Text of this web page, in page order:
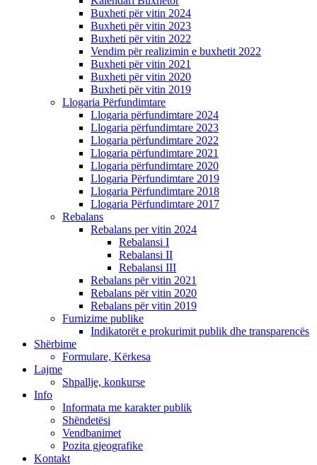
Buxheti për vitin 2024
Buxheti për vitin 2023
Buxheti për vitin 2022
Vendim për realizimin e buxhetit 2022
Buxheti për vitin 2021
Buxheti për vitin 2020
Buxheti për vitin 2019
Llogaria Përfundimtare
Llogaria përfundimtare 2024
Llogaria përfundimtare 2023
Llogaria përfundimtare 2022
Llogaria përfundimtare 2021
Llogaria përfundimtare 2020
Llogaria Përfundimtare 2019
Llogaria Përfundimtare 2018
Llogaria Përfundimtare 2017
Rebalans
Rebalans per vitin 2024
Rebalansi I
Rebalansi II
Rebalansi III
Rebalans për vitin 2021
Rebalans për vitin 2020
Rebalans për vitin 2019
Furnizime publike
Indikatorët e prokurimit publik dhe transparencës
Shërbime
Formulare, Kërkesa
Lajme
Shpallje, konkurse
Info
Informata me karakter publik
Shëndetësi
Vendbanimet
Pozita gjeografike
Kontakt